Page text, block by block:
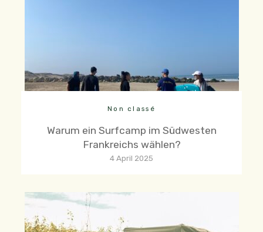
Non classé
Warum ein Surfcamp im Südwesten
Frankreichs wählen?
4 April 2025